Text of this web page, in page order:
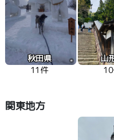
秋田県
11件
山
関東地方